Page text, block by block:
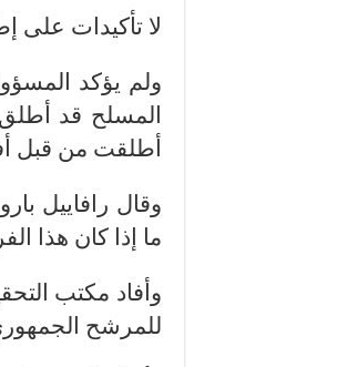
لا تأكيدات على
ولم يؤكد
المسلح قد أطلق
أطلقت من قبل
وقال رافاييل
ما إذا كان هذا
وأفاد مكتب
للمرشح